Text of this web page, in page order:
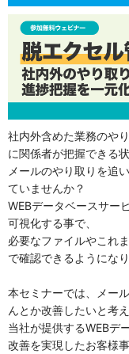
社内外含めた業務のや
に関係者が把握できる
メールのやり取りを追
ていませんか？
WEBデータベースサー
可視化する事で、
必要なファイルやこれ
で確認できるようになり
本セミナーでは、メー
んとか改善したいと考
当社が提供するWEBデ
改善を実現したお客様事